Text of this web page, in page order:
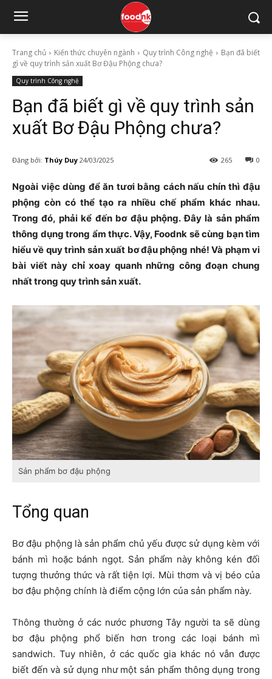
Trang chủ Kiến thức chuyên ngành Quy trình Công nghệ
Bạn đã biết
gì về quy trình sản xuất Bơ Đậu Phộng chưa?
Quy trình Công nghệ
Bạn đã biết gì về quy trình sản
xuất Bơ Đậu Phộng chưa?
Đăng bởi: Thúy Duy 24/03/2025 0
265
Ngoài việc dùng để ăn tươi bằng cách nấu chín thì đậu
phộng còn có thể tạo ra nhiều chế phẩm khác nhau.
Trong đó, phải kể đến bơ đậu phộng. Đây là sản phẩm
thông dụng trong ẩm thực. Vậy, Foodnk sẽ cùng bạn tìm
hiểu về quy trình sản xuất bơ đậu phộng nhé! Và phạm vi
bài viết này chỉ xoay quanh những công đoạn chung
nhất trong quy trình sản xuất.
Sản phẩm bơ đậu phộng
Tổng quan
Bơ đậu phộng là sản phẩm chủ yếu được sử dụng kèm với
bánh mì hoặc bánh ngọt. Sản phẩm này không kén đối
tượng thưởng thức và rất tiện lợi. Mùi thơm và vị béo của
bơ đậu phộng chính là điểm cộng lớn của sản phẩm này.
Thông thường ở các nước phương Tây người ta sẽ dùng
bơ đậu phộng phổ biến hơn trong các loại bánh mì
sandwich. Tuy nhiên, ở các quốc gia khác nó vẫn được
biết đến và sử dụng như một sản phẩm thông dụng trong